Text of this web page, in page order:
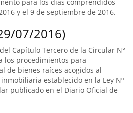
y el 9 de septiembre de 2016.
07/2016)
Capítulo Tercero de la Circular N°
los procedimientos para
de bienes raíces acogidos al
establecido en la Ley Nº
publicado en el Diario Oficial de